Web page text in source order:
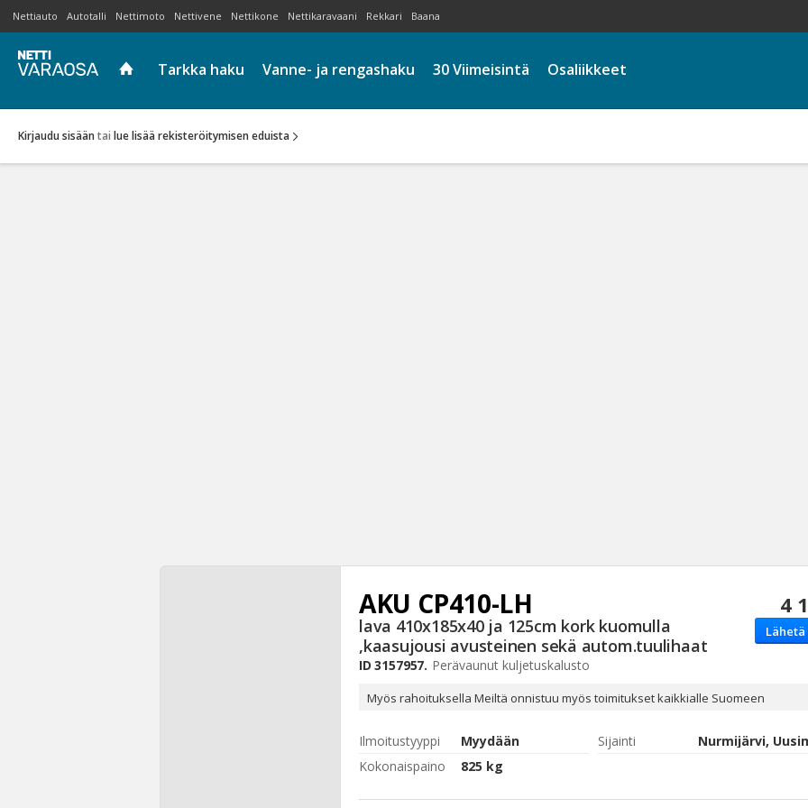
Nettiauto Autotalli Nettimoto Nettivene Nettikone Nettikaravaani Rekkari Baana
Tarkka haku Vanne- ja rengashaku 30 Viimeisintä Osaliikkeet
Kirjaudu sisään tai lue lisää rekisteröitymisen eduista
4
AKU CP410-LH
lava 410x185x40 ja 125cm kork kuomulla
,kaasujousi avusteinen sekä autom.tuulihaat
ID3157957. Perävaunutkuljetuskalusto
Myös rahoituksella Meiltä onnistuu myös toimitukset kaikkialle Suomeen
Ilmoitustyyppi Myydään Sijainti
Nurmijärvi,
Kokonaispaino
825 kg